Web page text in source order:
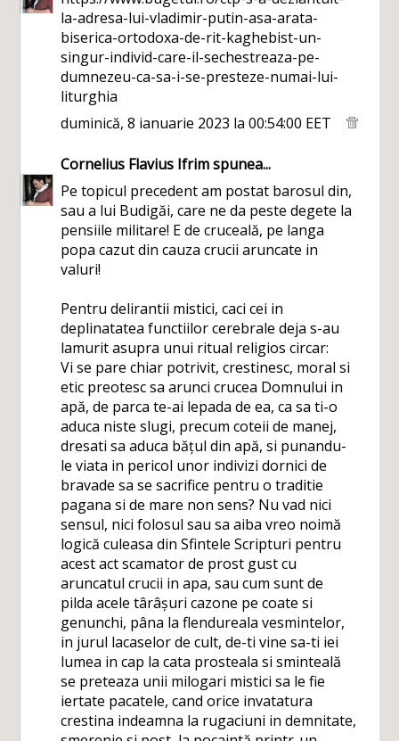
la-adresa-lui-vladimir-putin-asa-arata-
biserica-ortodoxa-de-rit-kaghebist-un-
singur-individ-care-il-sechestreaza-pe-
dumnezeu-ca-sa-i-se-presteze-numai-lui-
liturghia
duminică, 8 ianuarie 2023 la 00:54:00 EET
Cornelius Flavius Ifrimspunea...
Pe topicul precedent am postat barosul din,
sau a lui Budigăi, care ne da peste degete la
pensiile militare! E de cruceală, pe langa
popa cazut din cauza crucii aruncate in
valuri!
Pentru delirantii mistici, caci cei in
deplinatatea functiilor cerebrale deja s-au
lamurit asupra unui ritual religios circar:
Vi se pare chiar potrivit, crestinesc, moral si
etic preotesc sa arunci crucea Domnului in
apă, de parca te-ai lepada de ea, ca sa ti-o
aduca niste slugi, precum coteii de manej,
dresati sa aduca bățul din apă, si punandu-
le viata in pericol unor indivizi dornici de
bravade sa se sacrifice pentru o traditie
pagana si de mare non sens? Nu vad nici
sensul, nici folosul sau sa aiba vreo noimă
logică culeasa din Sfintele Scripturi pentru
acest act scamator de prost gust cu
aruncatul crucii in apa, sau cum sunt de
pilda acele târâșuri cazone pe coate si
genunchi, pâna la flendureala vesmintelor,
in jurul lacaselor de cult, de-ti vine sa-ti iei
lumea in cap la cata prosteala si sminteală
se preteaza unii milogari mistici sa le fie
iertate pacatele, cand orice invatatura
crestina indeamna la rugaciuni in demnitate,